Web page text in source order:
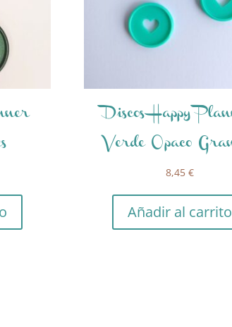
Discos Happy
Verde Opaco
8,45€
Añadir al carrito